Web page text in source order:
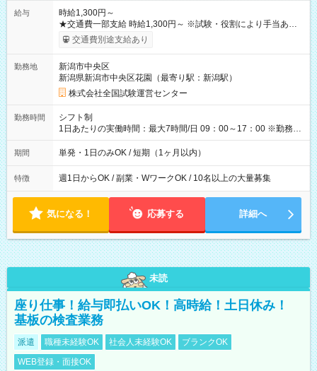
給与
時給1,300円～
★交通費一部支給 時給1,300円～ ※試験・役割により手当あり
※勤務回数により昇給あり 【即給（前払い）オプションあ
り！】 希望される場合、勤務から1週間ほどで給与の一部を受け
例】 ・河合塾模擬試験 8:30～17:30（休憩1時間） 時給1,300円
×8時間＝日収10,400円＋交通費 ※当日の役割により時給＋100
円の場合あり ・国家試験 7:00～13:30（休憩なし） 時給1,300
円（役割手当＋100円）×6時間＝日収8,400円＋交通費 【試用期
間】試用期間なし
交通費別途支給あり
勤務地
新潟市中央区
新潟県新潟市中央区花園（最寄り駅：新潟駅）
株式会社全国試験運営センター
勤務時間
シフト制
1日あたりの実働時間：最大7時間/日 09：00～17：00 ※勤務時
間は 試験により異なります。
期間 単発・1日のみOK / 短期（1ヶ月以内）
特徴 週1日からOK / 副業・WワークOK / 10名以上の大量募集
気になる！ 応募する 詳細へ
未読
座り仕事！給与即払いOK！高時給！土日休み！
基板の検査業務
派遣 職種未経験OK 社会人未経験OK
ブランクOK
WEB登録・面接OK